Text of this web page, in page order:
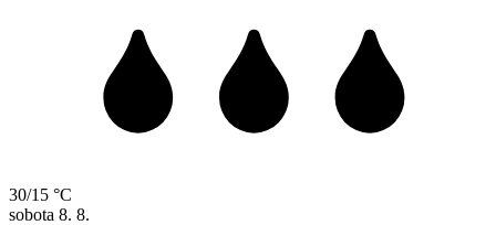
30/15 °C
sobota 8. 8.